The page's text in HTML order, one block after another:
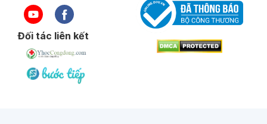
Đối tác liên kết